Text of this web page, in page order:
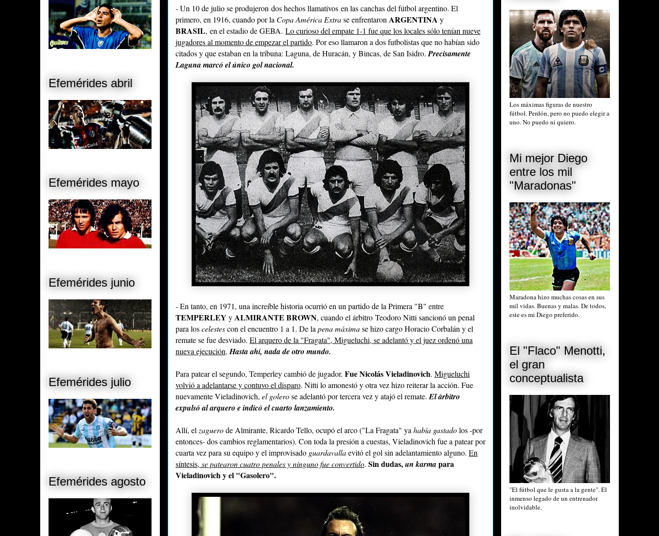
- Un 10 de julio se produjeron dos hechos llamativos en las canchas del fútbol argentino. El
primero, en 1916, cuando por la Copa América Extrase enfrentaron ARGENTINA y
BRASIL, en el estadio de GEBA. Lo curioso del empate 1-1 fue que los locales sólo tenían nueve
jugadores al momento de empezar el partido. Por eso llamaron a dos futbolistas que no habían sido
citados y que estaban en la tribuna: Laguna, de Huracán, y Bincas, de San Isidro. Precisamente
Laguna marcó el único gol nacional.
- En tanto, en 1971, una increíble historia ocurrió en un partido de la Primera "B" entre
TEMPERLEY y ALMIRANTE BROWN, cuando el árbitro Teodoro Nitti sancionó un penal
para loscelestescon el encuentro 1 a 1. De la pena máximase hizo cargo Horacio Corbalán y el
remate se fue desviado. El arquero de la "Fragata", Migueluchi, se adelantó y el juez ordenó una
nueva ejecución. Hasta ahí, nada de otro mundo.
Para patear el segundo, Temperley cambió de jugador. Fue Nicolás Vieladinovich. Migueluchi
volvió a adelantarse y contuvo el disparo. Nitti lo amonestó y otra vez hizo reiterar la acción. Fue
nuevamente Vieladinovich, el golerose adelantó por tercera vez y atajó el remate. El árbitro
expulsó al arquero e indicó el cuarto lanzamiento.
Allí, el zaguerode Almirante, Ricardo Tello, ocupó el arco ("La Fragata" ya había gastadolos -por
entonces- dos cambios reglamentarios). Con toda la presión a cuestas, Vieladinovich fue a patear por
cuarta vez para su equipo y el improvisado guardavallaevitó el gol sin adelantamiento alguno. En
síntesis, se patearon cuatro penales y ninguno fue convertido. Sin dudas,un karmapara
Vieladinovich y el "Gasolero".
Efemérides abril
Efemérides mayo
Efemérides junio
Efemérides julio
Efemérides agosto
Los máximas figuras de nuestro
fútbol. Perdón, pero no puedo elegir a
uno. No puedo ni quiero.
Mi mejor Diego
entre los mil
"Maradonas"
Maradona hizo muchas cosas en sus
mil vidas. Buenas y malas. De todos,
este es mi Diego preferido.
El "Flaco" Menotti,
el gran
conceptualista
"El fútbol que le gusta a la gente". El
inmenso legado de un entrenador
inolvidable.